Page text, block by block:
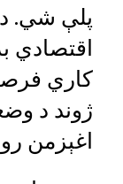
پلې شي. د
اقتصادي
کاري
ژوند د
اغېزمن